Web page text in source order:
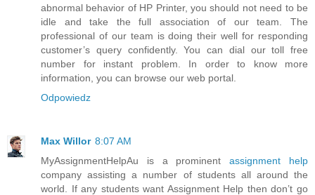
abnormal behavior of HP Printer, you should not need to be
idle and take the full association of our team. The
professional of our team is doing their well for responding
customer’s query confidently. You can dial our toll free
number for instant problem. In order to know more
information, you can browse our web portal.
Odpowiedz
Max Willor 8:07 AM
MyAssignmentHelpAu is a prominentassignment help
company assisting a number of students all around the
world. If any students want Assignment Help then don’t go